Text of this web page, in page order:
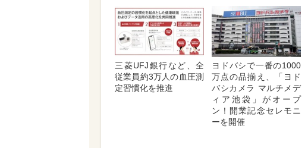
三菱UFJ銀行など、全
従業員約3万人の血圧測
定習慣化を推進
ヨドバシで一番の1000
万点の品揃え、「ヨド
バシカメラ マルチメデ
ィア池袋」がオープ
ン！開業記念セレモニ
ーを開催